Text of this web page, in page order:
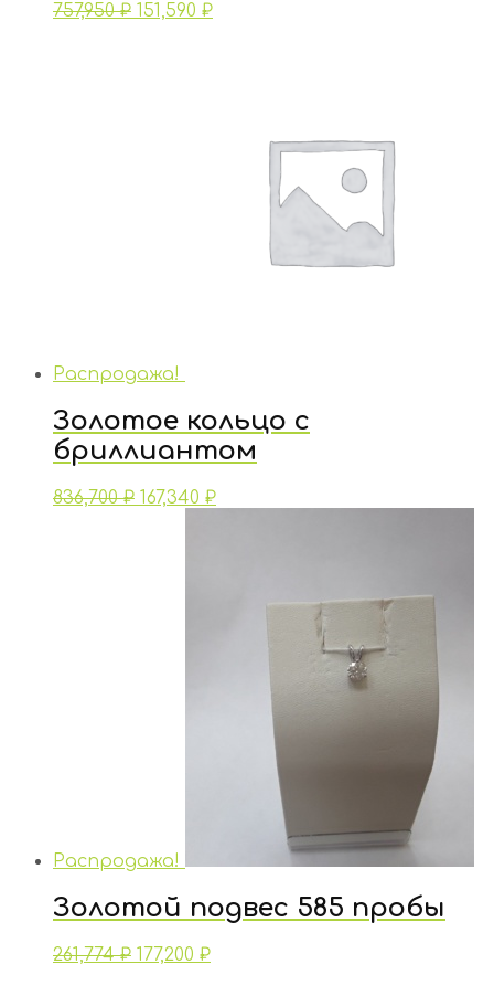
757,950₽ 151,590 ₽
Распродажа!
Золотое кольцо с
бриллиантом
836,700₽ 167,340 ₽
Распродажа!
Золотой подвес 585 пробы
261,774₽ 177,200 ₽